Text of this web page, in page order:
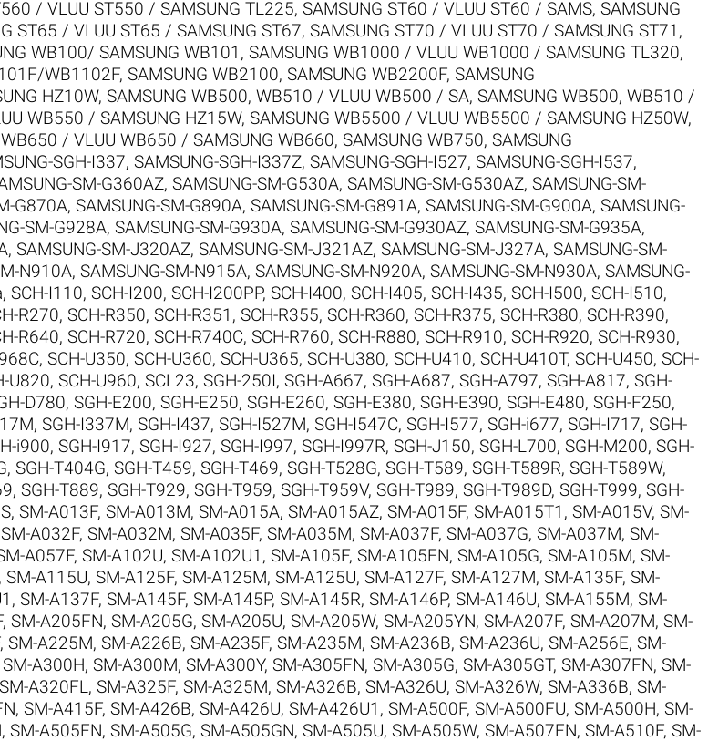
/ VLUU ST550 / SAMSUNG TL225, SAMSUNG ST60 / VLUU ST60 / SAMS, SAMSUNG
ST65 / VLUU ST65 / SAMSUNG ST67, SAMSUNG ST70 / VLUU ST70 / SAMSUNG ST71 ,
WB100/ SAMSUNG WB101 , SAMSUNG WB1000 / VLUU WB1000 / SAMSUNG TL320,
WB1102F, SAMSUNG WB2100, SAMSUNG WB2200F, SAMSUNG
HZ10W, SAMSUNG WB500, WB510 / VLUU WB500 / SA, SAMSUNG WB500, WB510 /
WB550 / SAMSUNG HZ15W, SAMSUNG WB5500 / VLUU WB5500 / SAMSUNG HZ50W,
/ VLUU WB650 / SAMSUNG WB660, SAMSUNG WB750, SAMSUNG
SGH-I337, SAMSUNG-SGH-I337Z, SAMSUNG-SGH-I527, SAMSUNG-SGH-I537,
SM-G360AZ, SAMSUNG-SM-G530A, SAMSUNG-SM-G530AZ, SAMSUNG-SM-
G870A, SAMSUNG-SM-G890A, SAMSUNG-SM-G891A, SAMSUNG-SM-G900A, SAMSUNG-
SM-G928A, SAMSUNG-SM-G930A, SAMSUNG-SM-G930AZ, SAMSUNG-SM-G935A,
, SAMSUNG-SM-J320AZ, SAMSUNG-SM-J321AZ, SAMSUNG-SM-J327A, SAMSUNG-SM-
N910A, SAMSUNG-SM-N915A, SAMSUNG-SM-N920A, SAMSUNG-SM-N930A, SAMSUNG-
, SCH-I110, SCH-I200, SCH-I200PP, SCH-I400, SCH-I405, SCH-I435, SCH-I500, SCH-I510,
R270, SCH-R350, SCH-R351 , SCH-R355, SCH-R360, SCH-R375, SCH-R380, SCH-R390,
R640, SCH-R720, SCH-R740C, SCH-R760, SCH-R880, SCH-R910, SCH-R920, SCH-R930,
, SCH-U350, SCH-U360, SCH-U365, SCH-U380, SCH-U410, SCH-U410T, SCH-U450, SCH-
U820, SCH-U960, SCL23, SGH-250I, SGH-A667, SGH-A687, SGH-A797, SGH-A817, SGH-
D780, SGH-E200, SGH-E250, SGH-E260, SGH-E380, SGH-E390, SGH-E480, SGH-F250,
, SGH-I337M, SGH-I437, SGH-I527M, SGH-I547C, SGH-I577, SGH-i677, SGH-I717, SGH-
i900, SGH-I917, SGH-I927, SGH-I997, SGH-I997R, SGH-J150, SGH-L700, SGH-M200, SGH-
, SGH-T404G, SGH-T459, SGH-T469, SGH-T528G, SGH-T589, SGH-T589R, SGH-T589W,
, SGH-T889, SGH-T929, SGH-T959, SGH-T959V, SGH-T989, SGH-T989D, SGH-T999, SGH-
, SM-A013F, SM-A013M, SM-A015A, SM-A015AZ, SM-A015F, SM-A015T1 , SM-A015V, SM-
SM-A032F, SM-A032M, SM-A035F, SM-A035M, SM-A037F, SM-A037G, SM-A037M, SM-
A057F, SM-A102U, SM-A102U1 , SM-A105F, SM-A105FN, SM-A105G, SM-A105M, SM-
, SM-A115U, SM-A125F, SM-A125M, SM-A125U, SM-A127F, SM-A127M, SM-A135F, SM-
, SM-A137F, SM-A145F, SM-A145P, SM-A145R, SM-A146P, SM-A146U, SM-A155M, SM-
, SM-A205FN, SM-A205G, SM-A205U, SM-A205W, SM-A205YN, SM-A207F, SM-A207M, SM-
, SM-A225M, SM-A226B, SM-A235F, SM-A235M, SM-A236B, SM-A236U, SM-A256E, SM-
SM-A300H, SM-A300M, SM-A300Y, SM-A305FN, SM-A305G, SM-A305GT, SM-A307FN, SM-
SM-A320FL, SM-A325F, SM-A325M, SM-A326B, SM-A326U, SM-A326W, SM-A336B, SM-
, SM-A415F, SM-A426B, SM-A426U, SM-A426U1 , SM-A500F, SM-A500FU, SM-A500H, SM-
, SM-A505FN, SM-A505G, SM-A505GN, SM-A505U, SM-A505W, SM-A507FN, SM-A510F, SM-